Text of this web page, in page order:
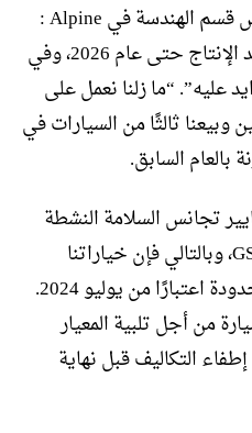
قال روبرت بونيتو ​​، نائب رئيس قسم الهندسة في Alpine :
“خطتنا هي أن يظل A110 قيد الإنتاج حتى عام 2026، وفي
عليه”. “ما زلنا نعمل على
وبيعنا ثالثًا من السيارات في
تجانس السلامة النشطة
الجديدة للاتحاد الأوروبي GSR2، وبالتالي فإن خياراتنا
للمبيعات الأوروبية ستكون محدودة اعتبارًا من يوليو 2024.
من أجل تلبية المعيار
التكاليف قبل نهاية